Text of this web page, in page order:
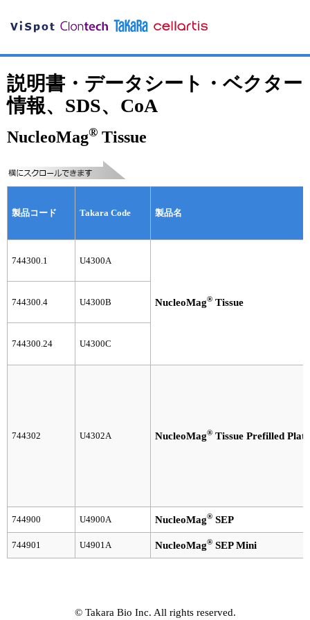
説明書・データシート・ベクター
情報、SDS、CoA
NucleoMag® Tissue
製品コード Takara Code 製品名
744300.1 U4300A
NucleoMag® Tissue
744300.4 U4300B
744300.24 U4300C
744302 U4302A NucleoMag® Tissue Prefilled
744900 U4900A NucleoMag® SEP
744901 U4901A NucleoMag® SEP Mini
© Takara Bio Inc. All rights reserved.